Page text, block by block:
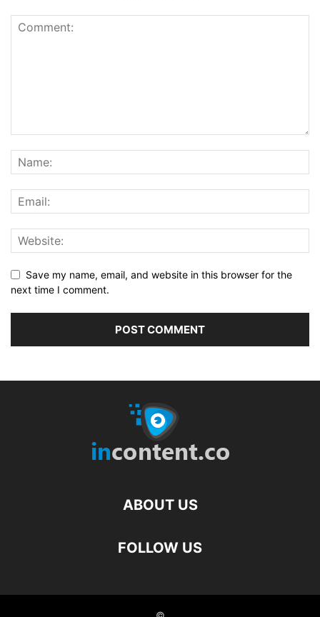
Save my name, email, and website in this browser for the
next time I comment.
ABOUT US
FOLLOW US